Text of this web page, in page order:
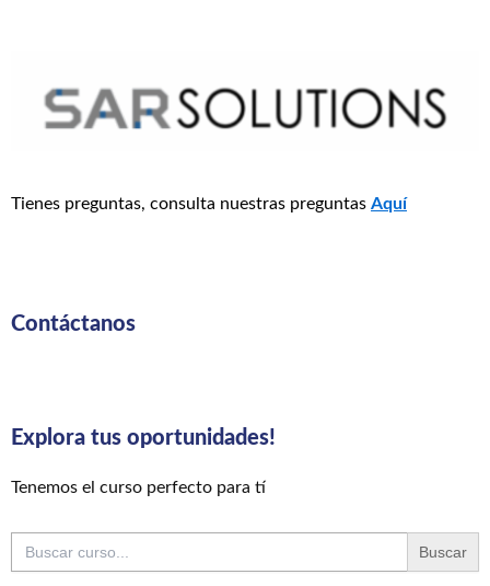
Tienes preguntas, consulta nuestras preguntas Aquí
Contáctanos
Explora tus oportunidades!
Tenemos el curso perfecto para tí
Buscar: